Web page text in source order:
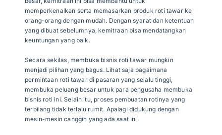
memperkenalkan serta memasarkan produk roti tawar ke
orang-orang dengan mudah. Dengan syarat dan ketentuan
yang dibuat sebelumnya, kemitraan bisa mendatangkan
keuntungan yang baik.
Secara sekilas, membuka bisnis roti tawar mungkin
menjadi pilihan yang bagus. Lihat saja bagaimana
permintaan roti tawar di pasaran yang selalu tinggi,
membuka peluang besar untuk para pengusaha membuka
bisnis roti ini. Selain itu, proses pembuatan rotinya yang
terbilang tidak terlalu rumit. Apalagi didukung dengan
mesin-mesin canggih yang ada saat ini.